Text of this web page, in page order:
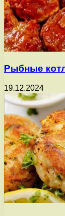
Рыбные
19.12.2024